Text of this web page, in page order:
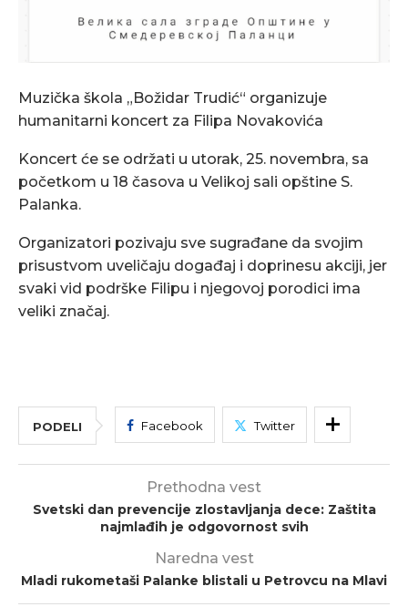
Muzička škola „Božidar Trudić“ organizuje
humanitarni koncert za Filipa Novakovića
Koncert će se održati u utorak, 25. novembra, sa
početkom u 18 časova u Velikoj sali opštine S.
Palanka.
Organizatori pozivaju sve sugrađane da svojim
prisustvom uveličaju događaj i doprinesu akciji, jer
svaki vid podrške Filipu i njegovoj porodici ima
veliki značaj.
PODELI Facebook Twitter
Prethodna vest
Svetski dan prevencije zlostavljanja dece: Zaštita
najmlađih je odgovornost svih
Naredna vest
Mladi rukometaši Palanke blistali u Petrovcu na Mlavi